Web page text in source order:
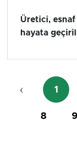
Üretici, esnaf ve
hayata
‹ 1
8 9